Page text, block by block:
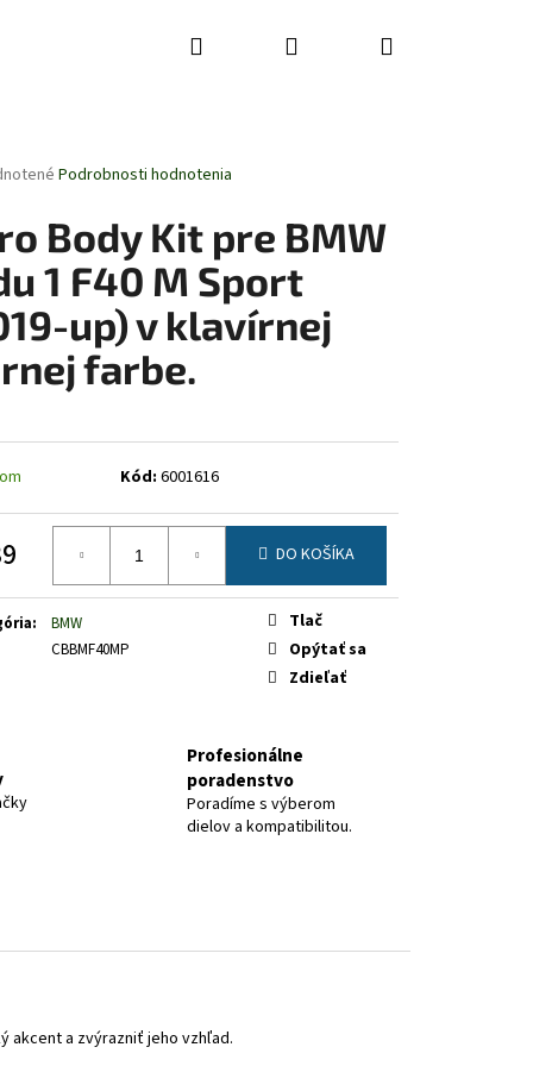
Hľadať PrihlásenieNákupný
Podrobnosti hodnotenia
Body Kit pre BMW
1 F40 M Sport
up) v klavírnej
farbe.
Kód: 6001616
DO KOŠÍKA
:
BMW
CBBMF40MP
Tlač
Opýtať sa
Zdieľať
Profesionálne
poradenstvo
Poradíme s výberom
dielov a kompatibilitou.
akcent a zvýrazniť jeho vzhľad.